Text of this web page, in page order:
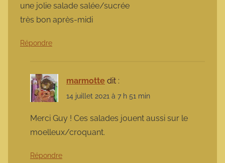
une jolie salade salée/sucrée
très bon après-midi
Répondre
marmotte dit :
14 juillet 2021 à 7 h 51 min
Merci Guy ! Ces salades jouent aussi sur le
moelleux/croquant.
Répondre